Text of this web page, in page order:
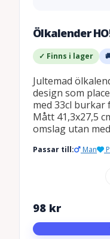
Ölkalender
✓ Finns i lager
Jultemad
design som
med 33cl
Mått 41,3x27,5
omslag utan
Passar till: Man
98 kr